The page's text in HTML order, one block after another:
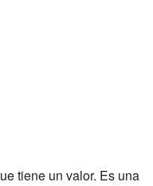
tiene un valor. Es una